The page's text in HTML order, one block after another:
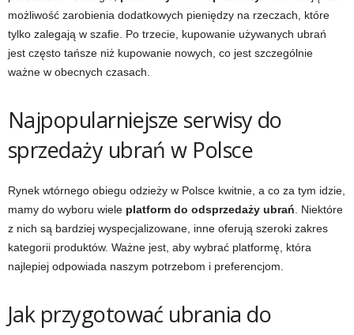
możliwość zarobienia dodatkowych pieniędzy na rzeczach, które
tylko zalegają w szafie. Po trzecie, kupowanie używanych ubrań
jest często tańsze niż kupowanie nowych, co jest szczególnie
ważne w obecnych czasach.
Najpopularniejsze serwisy do
sprzedaży ubrań w Polsce
Rynek wtórnego obiegu odzieży w Polsce kwitnie, a co za tym idzie,
mamy do wyboru wiele platform do odsprzedaży ubrań . Niektóre
z nich są bardziej wyspecjalizowane, inne oferują szeroki zakres
kategorii produktów. Ważne jest, aby wybrać platformę, która
najlepiej odpowiada naszym potrzebom i preferencjom.
Jak przygotować ubrania do